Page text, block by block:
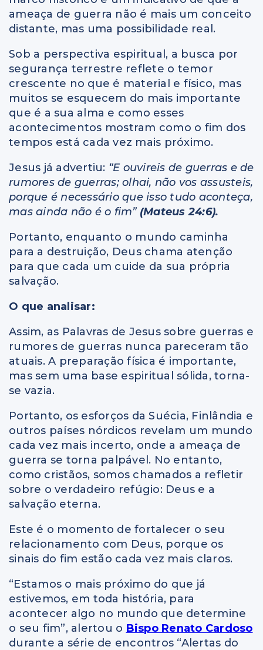
ameaça de guerra não é mais um conceito
distante, mas uma possibilidade real.
Sob a perspectiva espiritual, a busca por
segurança terrestre reflete o temor
crescente no que é material e físico, mas
muitos se esquecem do mais importante
que é a sua alma e como esses
acontecimentos mostram como o fim dos
tempos está cada vez mais próximo.
Jesus já advertiu: “E ouvireis de guerras e de
rumores de guerras; olhai, não vos assusteis,
porque é necessário que isso tudo aconteça,
mas ainda não é o fim” (Mateus 24:6).
Portanto, enquanto o mundo caminha
para a destruição, Deus chama atenção
para que cada um cuide da sua própria
salvação.
O que analisar:
Assim, as Palavras de Jesus sobre guerras e
rumores de guerras nunca pareceram tão
atuais. A preparação física é importante,
mas sem uma base espiritual sólida, torna-
se vazia.
Portanto, os esforços da Suécia, Finlândia e
outros países nórdicos revelam um mundo
cada vez mais incerto, onde a ameaça de
guerra se torna palpável. No entanto,
como cristãos, somos chamados a refletir
sobre o verdadeiro refúgio: Deus e a
salvação eterna.
Este é o momento de fortalecer o seu
relacionamento com Deus, porque os
sinais do fim estão cada vez mais claros.
“Estamos o mais próximo do que já
estivemos, em toda história, para
acontecer algo no mundo que determine
o seu fim”, alertou o Bispo Renato Cardoso
durante a série de encontros “Alertas do